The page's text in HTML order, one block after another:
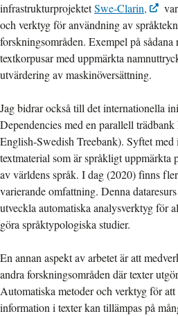
infrastrukturprojektetSwe-Clarin,
och verktyg för användning av
forskningsområden. Exempel på
textkorpusar med uppmärkta
utvärdering av maskinöversättning.
Jag bidrar också till det internationella
Dependencies med en parallell
English-Swedish Treebank). Syftet med
textmaterial som är språkligt uppmärkta
av världens språk. I dag (2020) finns
varierande omfattning. Denna
utveckla automatiska analysverktyg för
göra språktypologiska studier.
En annan aspekt av arbetet är att
andra forskningsområden där texter
Automatiska metoder och verktyg för
information i texter kan tillämpas på